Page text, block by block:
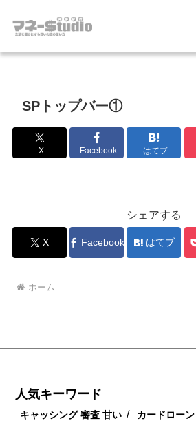
SPトップバー①
X Facebook はてブ
シェアする
X Facebook はてブ
ホーム
人気キーワード
キャッシング 審査 甘い / カードロー